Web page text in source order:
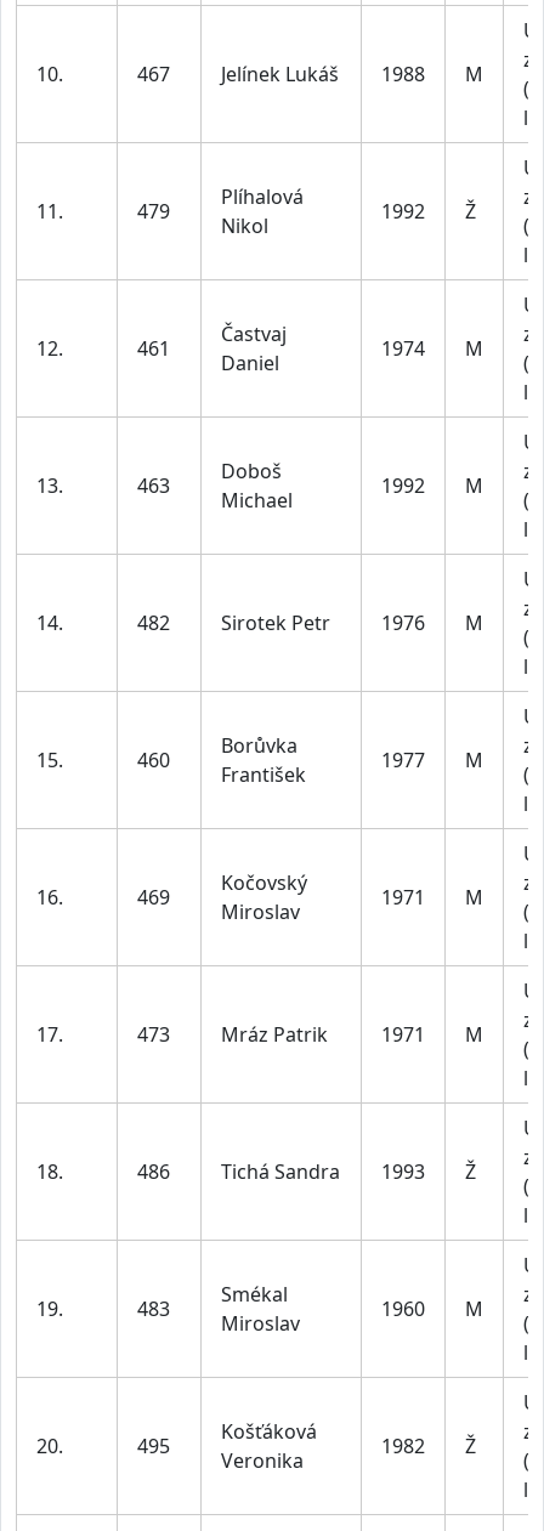
10. 467 Jelínek Lukáš 1988 M
11. 479
Plíhalová
Nikol
1992 Ž
12. 461
Častvaj
Daniel
1974 M
13. 463
Doboš
Michael
1992 M
14. 482 Sirotek Petr 1976 M
15. 460
Borůvka
František
1977 M
16. 469
Kočovský
Miroslav
1971 M
17. 473 Mráz Patrik 1971 M
18. 486 Tichá Sandra 1993 Ž
19. 483
Smékal
Miroslav
1960 M
20. 495
Košťáková
Veronika
1982 Ž